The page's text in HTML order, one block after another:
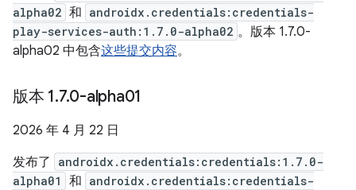
alpha02 和 androidx.credentials:credentials-
play-services-auth:1.7.0-alpha02 。版本 1.7.0-
alpha02 中包含这些提交内容。
版本 1.7.0-alpha01
2026 年 4 月 22 日
发布了
androidx.credentials:credentials:1.7.0-
alpha01
和 androidx.credentials:credentials-